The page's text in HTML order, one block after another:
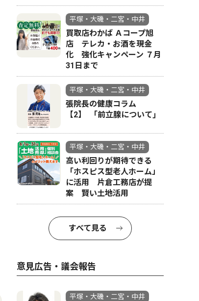
平塚・大磯・二宮・中井
買取店わかば Ａコープ旭
店 テレカ・お酒を現金
化 強化キャンペーン ７月
31日まで
平塚・大磯・二宮・中井
張院長の健康コラム
【2】 ｢前立腺について｣
平塚・大磯・二宮・中井
高い利回りが期待できる
「ホスピス型老人ホーム」
に活用 片倉工務店が提
案 賢い土地活用
すべて見る
意見広告・議会報告
平塚・大磯・二宮・中井